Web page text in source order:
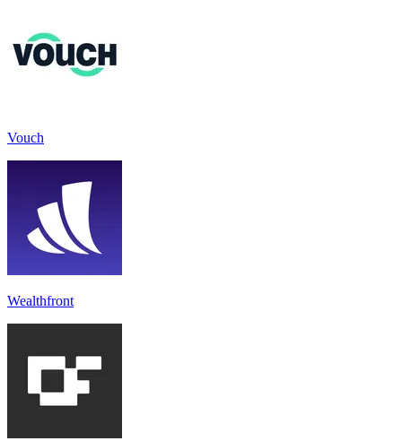
Vouch
Wealthfront